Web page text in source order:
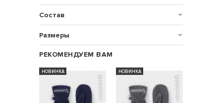
Состав
Размеры
РЕКОМЕНДУЕМ ВАМ
НОВИНКА НОВИНКА